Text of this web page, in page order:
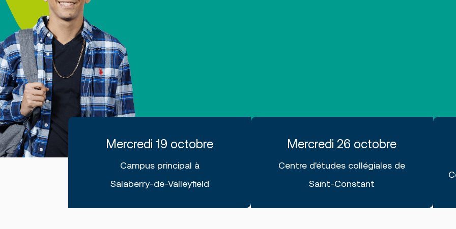
Mercredi 19 octobre
Campus principal à
Salaberry-de-Valleyfield
Mercredi 26 octobre
Centre d'études collégiales de
Saint-Constant